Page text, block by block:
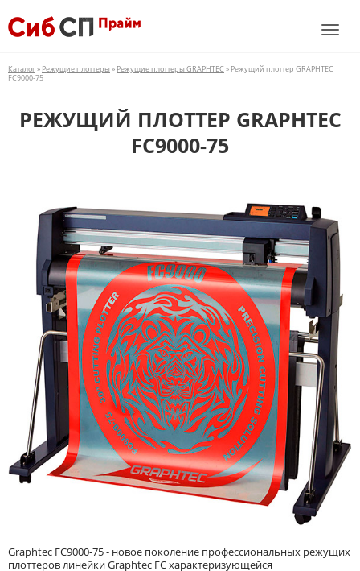
Каталог» Режущие плоттеры » Режущие плоттеры GRAPHTEC » Режущий плоттер GRAPHTEC
FC9000-75
РЕЖУЩИЙ ПЛОТТЕР GRAPHTEC
FC9000-75
Graphtec FC9000-75 - новое поколение профессиональных режущих
плоттеров линейки Graphtec FC характеризующейся